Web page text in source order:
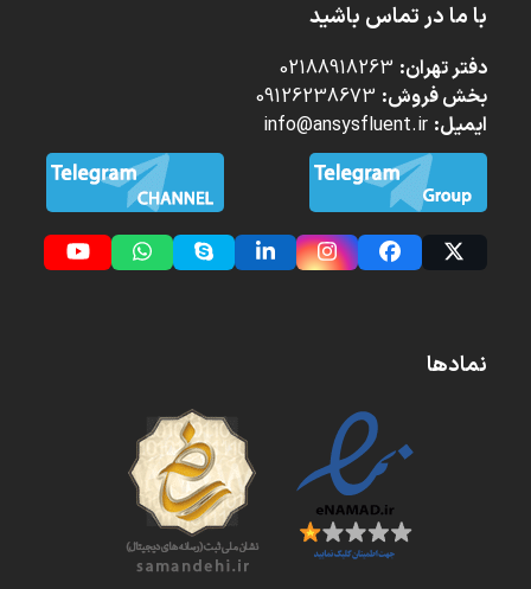
با ما در تماس باشید
دفتر تهران:
بخش فروش:
ایمیل: info@ansysfluent.ir
Twitter
Facebook
Instagram
LinkedIn
Skype
Whatsapp
نمادها